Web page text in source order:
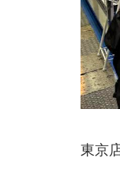
東京